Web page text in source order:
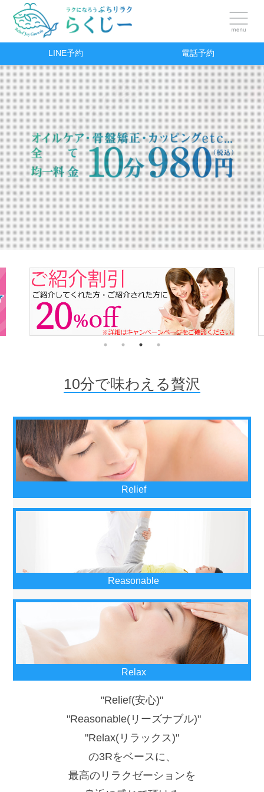
LINE予約 電話予約
10分で味わえる贅沢
Relief
Reasonable
Relax
"Relief(安心)"
"Reasonable(リーズナブル)"
"Relax(リラックス)"
の3Rをベースに、
最高のリラクゼーションを